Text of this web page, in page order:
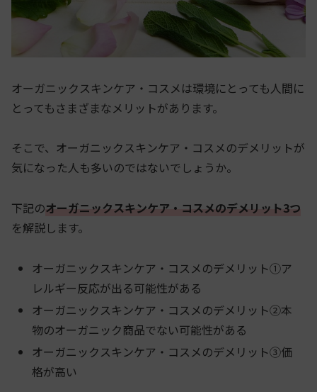
オーガニックスキンケア・コスメは環境にとっても人間に
とってもさまざまなメリットがあります。
そこで、オーガニックスキンケア・コスメのデメリットが
気になった人も多いのではないでしょうか。
下記のオーガニックスキンケア・コスメのデメリット3つ
を解説します。
オーガニックスキンケア・コスメのデメリット①ア
レルギー反応が出る可能性がある
オーガニックスキンケア・コスメのデメリット②本
物のオーガニック商品でない可能性がある
オーガニックスキンケア・コスメのデメリット③価
格が高い